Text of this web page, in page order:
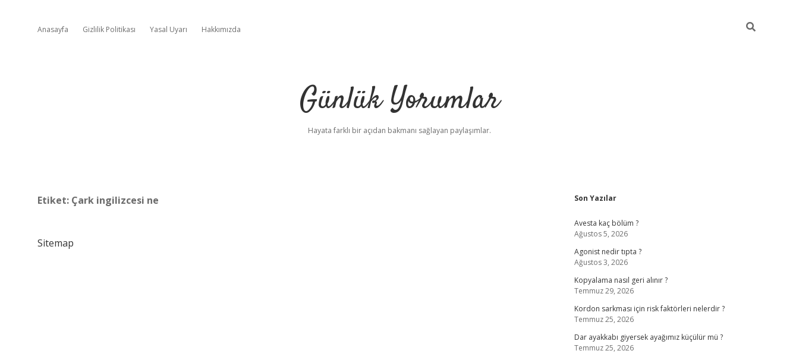
Anasayfa Gizlilik Politikası Yasal Uyarı Hakkımızda
Günlük Yorumlar
Hayata farklı bir açıdan bakmanı sağlayan paylaşımlar.
Etiket: Çark ingilizcesi ne
Sitemap
Sidebar
Son Yazılar
Avesta kaç bölüm ?
Ağustos 5, 2026
Agonist nedir tıpta ?
Ağustos 3, 2026
Kopyalama nasıl geri alınır ?
Temmuz 29, 2026
Kordon sarkması için risk faktörleri nelerdir ?
Temmuz 25, 2026
Dar ayakkabı giyersek ayağımız küçülür mü ?
Temmuz 25, 2026
https://grandoperabetgiris.com/